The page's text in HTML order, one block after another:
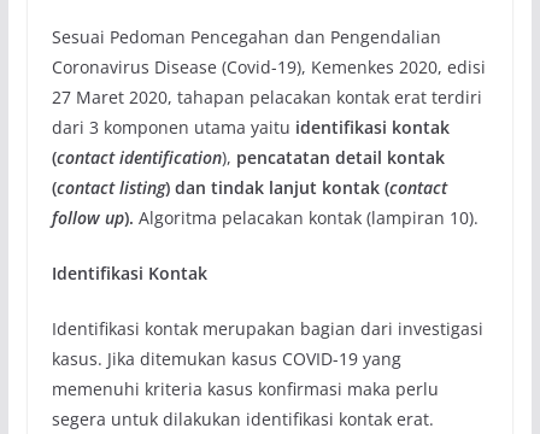
Sesuai Pedoman Pencegahan dan Pengendalian
Coronavirus Disease (Covid-19), Kemenkes 2020, edisi
27 Maret 2020, tahapan pelacakan kontak erat terdiri
dari 3 komponen utama yaitu identifikasi kontak
(contact identification), pencatatan detail kontak
(contact listing) dan tindak lanjut kontak (contact
follow up). Algoritma pelacakan kontak (lampiran 10).
Identifikasi Kontak
Identifikasi kontak merupakan bagian dari investigasi
kasus. Jika ditemukan kasus COVID-19 yang
memenuhi kriteria kasus konfirmasi maka perlu
segera untuk dilakukan identifikasi kontak erat.